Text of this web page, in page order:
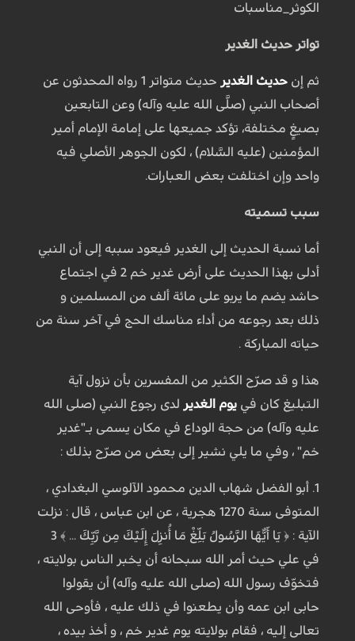
الكوثر_مناسبات
تواتر حديث الغدير
ثم إن حديث الغدير
حديث متواتر 1 رواه المحدثون عن
أصحاب النبي (صلَّى الله عليه وآله) وعن التابعين
بصيغٍ مختلفة، تؤكد جميعها على إمامة الإمام أمير
المؤمنين (عليه السَّلام) ، لكون الجوهر الأصلي فيه
واحد وإن اختلفت بعض العبارات.
سبب تسميته
أما نسبة الحديث إلى الغدير فيعود سببه إلى أن النبي
أدلى بهذا الحديث على أرض غدير خم 2 في اجتماع
حاشد يضم ما يربو على مائة ألف من المسلمين و
ذلك بعد رجوعه من أداء مناسك الحج في آخر سنة من
حياته المباركة .
هذا و قد صرّح الكثير من المفسرين بأن نزول آية
التبليغ كان في يوم الغدير لدى رجوع النبي (صلى الله
عليه وآله) من حجة الوداع في مكان يسمى بـ"غدير
خم" ، وفي ما يلي نشير إلى بعض من صرّح بذلك :
1. أبو الفضل شهاب الدين محمود الآلوسي البغدادي ،
المتوفى سنة 1270 هجرية ، عن ابن عباس ، قال : نزلت
الآية : ﴿ يَا أَيُّهَا الرَّسُولُ بَلِّغْ مَا أُنزِلَ إِلَيْكَ مِن رَّبِّكَ ... ﴾ 3
في علي حيث أمر الله سبحانه أن يخبر الناس بولايته ،
فتخوّف رسول الله (صلى الله عليه وآله) أن يقولوا
حابى ابن عمه وأن يطعنوا في ذلك عليه ، فأوحى الله
تعالى إليه ، فقام بولايته يوم غدير خم ، و أخذ بيده ،